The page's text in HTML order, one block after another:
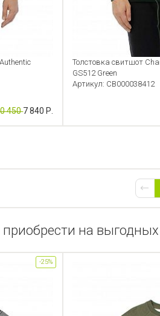
4507 840 Р.
Толстовка свитшот
GS512 Green
Артикул: CB000038412
на выгодных
-25%